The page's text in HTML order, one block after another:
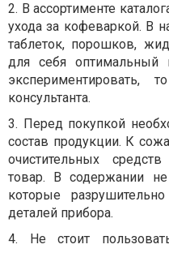
2. В ассортименте
ухода за кофеваркой. В
таблеток, порошков,
для себя оптимальный
экспериментировать,
консультанта.
3. Перед покупкой
состав продукции. К
очистительных
товар. В содержании
которые
деталей прибора.
4.
Не стоит